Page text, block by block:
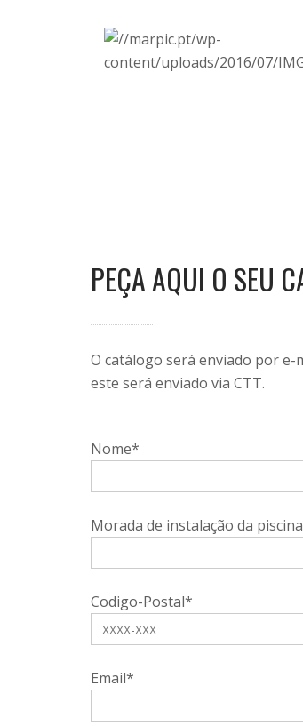
PEÇA AQUI O SEU
O catálogo será enviado por
este será enviado via CTT.
Nome*
Morada de instalação da
Codigo-Postal*
Email*